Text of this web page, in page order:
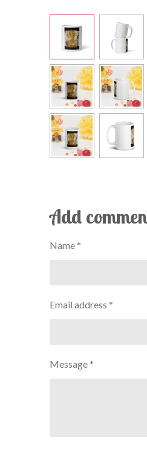
Add
Name *
Email address *
Message *